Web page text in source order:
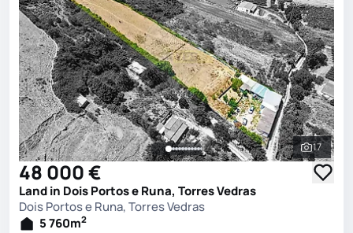
See all
17
48 000 €
Land in Dois Portos e Runa, Torres Vedras
Dois Portos e Runa, Torres Vedras
5 760m2